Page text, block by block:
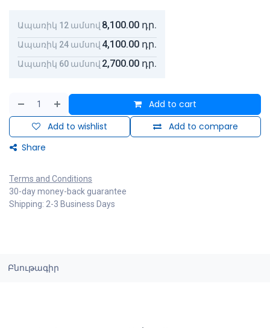
Ապառիկ 12 ամսով 8,100.00 դր.
Ապառիկ 24 ամսով 4,100.00 դր.
Ապառիկ 60 ամսով 2,700.00 դր.
Add to cart
Add to compare
Add to wishlist
Share
Terms and Conditions
30-day money-back guarantee
Shipping: 2-3 Business Days
Բնութագիր